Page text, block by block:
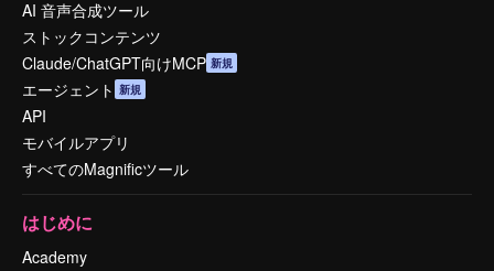
AI 音声合成ツール
ストックコンテンツ
Claude/ChatGPT向けMCP 新規
エージェント 新規
API
モバイルアプリ
すべてのMagnificツール
はじめに
Academy